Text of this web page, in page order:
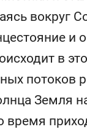
вокруг
и
в
потоков
Земля
время